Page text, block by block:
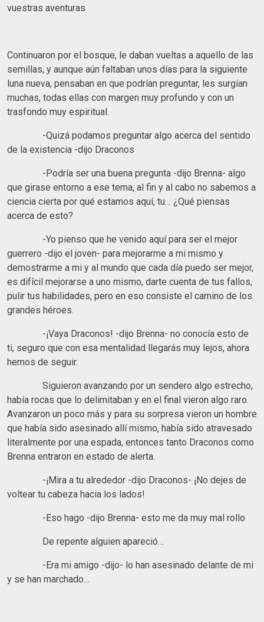
vuestras aventuras
Continuaron por el bosque, le daban vueltas a aquello de las
semillas, y aunque aún faltaban unos días para la siguiente
luna nueva, pensaban en que podrían preguntar, les surgían
muchas, todas ellas con margen muy profundo y con un
trasfondo muy espiritual.
-Quizá podamos preguntar algo acerca del sentido
de la existencia -dijo Draconos
-Podría ser una buena pregunta -dijo Brenna- algo
que girase entorno a ese tema, al fin y al cabo no sabemos a
ciencia cierta por qué estamos aquí, tu… ¿Qué piensas
acerca de esto?
-Yo pienso que he venido aquí para ser el mejor
guerrero -dijo el joven- para mejorarme a mi mismo y
demostrarme a mi y al mundo que cada día puedo ser mejor,
es difícil mejorarse a uno mismo, darte cuenta de tus fallos,
pulir tus habilidades, pero en eso consiste el camino de los
grandes héroes.
-¡Vaya Draconos! -dijo Brenna- no conocía esto de
ti, seguro que con esa mentalidad llegarás muy lejos, ahora
hemos de seguir.
Siguieron avanzando por un sendero algo estrecho,
había rocas que lo delimitaban y en el final vieron algo raro.
Avanzaron un poco más y para su sorpresa vieron un hombre
que había sido asesinado allí mismo, había sido atravesado
literalmente por una espada, entonces tanto Draconos como
Brenna entraron en estado de alerta.
-¡Mira a tu alrededor -dijo Draconos- ¡No dejes de
voltear tu cabeza hacia los lados!
-Eso hago -dijo Brenna- esto me da muy mal rollo
De repente alguien apareció…
-Era mi amigo -dijo- lo han asesinado delante de mi
y se han marchado…